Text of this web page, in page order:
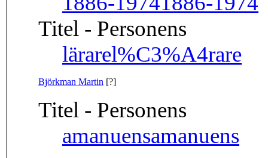
Titel - Personens
lärarel%C3%A4rare
Björkman Martin [?]
Titel - Personens
amanuensamanuens